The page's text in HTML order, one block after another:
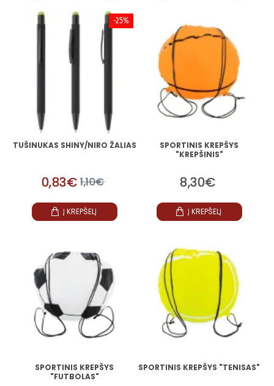
-25%
TUŠINUKAS SHINY/NIRO ŽALIAS
0,83€ 1,10€
Į KREPŠELĮ
SPORTINIS KREPŠYS
"KREPŠINIS"
8,30€
Į KREPŠELĮ
SPORTINIS KREPŠYS
"FUTBOLAS"
SPORTINIS KREPŠYS "TENISAS"